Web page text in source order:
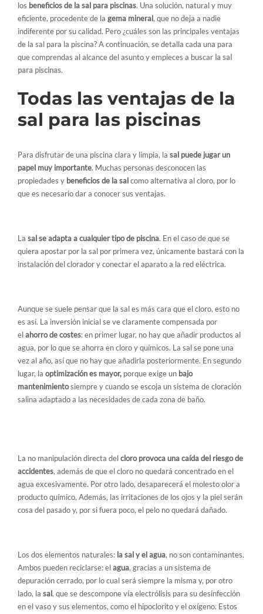
los beneficios de la sal para piscinas. Una solución, natural y muy
eficiente, procedente de la gema mineral, que no deja a nadie
indiferente por su calidad. Pero ¿cuáles son las principales ventajas
de la sal para la piscina? A continuación, se detalla cada una para
que comprendas al alcance del asunto y empieces a buscar la sal
para piscinas.
Todas las ventajas de la
sal para las piscinas
Para disfrutar de una piscina clara y limpia, la sal puede jugar un
papel muy importante. Muchas personas desconocen las
propiedades y beneficios de la salcomo alternativa al cloro, por lo
que es necesario dar a conocer sus ventajas.
La sal se adapta a cualquier tipo de piscina. En el caso de que se
quiera apostar por la sal por primera vez, únicamente bastará con la
instalación del clorador y conectar el aparato a la red eléctrica.
Aunque se suele pensar que la sal es más cara que el cloro, esto no
es así. La inversión inicial se ve claramente compensada por
elahorro de costes: en primer lugar, no hay que añadir productos al
agua, por lo que se ahorra en cloro y químicos. La sal se pone una
vez al año, así que no hay que añadirla posteriormente. En segundo
lugar, la optimización es mayor, porque exige un bajo
mantenimientosiempre y cuando se escoja un sistema de cloración
salina adaptado a las necesidades de cada zona de baño.
La no manipulación directa delcloro provoca una caída del riesgo de
accidentes, además de que el cloro no quedará concentrado en el
agua excesivamente. Por otro lado, desaparecerá el molesto olor a
producto químico, Además, las irritaciones de los ojos y la piel serán
cosa del pasado y, por si fuera poco, el pelo no quedará dañado.
Los dos elementos naturales: la sal y el agua, no son contaminantes.
Ambos pueden reciclarse: elagua, gracias a un sistema de
depuración cerrado, por lo cual será siempre la misma y, por otro
lado, la sal, que se descompone vía electrólisis para su desinfección
en el vaso y sus elementos, como el hipoclorito y el oxígeno. Estos